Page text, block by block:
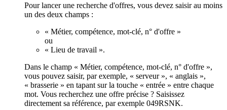
Pour lancer une recherche d'offres, vous devez saisir au moins
un des deux champs :
« Métier, compétence, mot-clé, n° d'offre »
ou
« Lieu de travail ».
Dans le champ « Métier, compétence, mot-clé, n° d'offre »,
vous pouvez saisir, par exemple, « serveur », « anglais »,
« brasserie » en tapant sur la touche « entrée » entre chaque
mot. Vous recherchez une offre précise ? Saisissez
directement sa référence, par exemple 049RSNK.